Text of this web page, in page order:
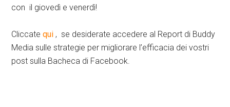
con il giovedì e venerdì!
Cliccatequi , se desiderate accedere al Report di Buddy
Media sulle strategie per migliorare l’efficacia dei vostri
post sulla Bacheca di Facebook.